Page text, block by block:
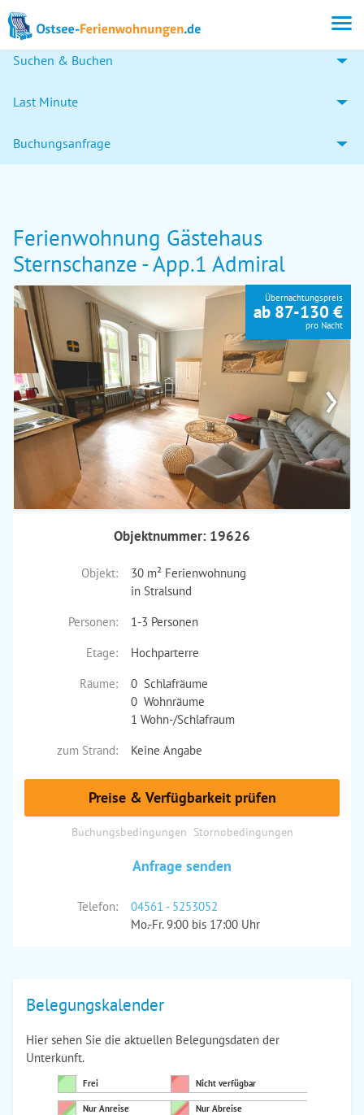
Suchen & Buchen
Last Minute
Buchungsanfrage
Ferienwohnung Gästehaus
Sternschanze - App.1 Admiral
›
Übernachtungspreis
ab 87-130 €
pro Nacht
Objektnummer: 19626
Objekt:
30 m² Ferienwohnung
in Stralsund
Personen:
1-3 Personen
Etage:
Hochparterre
Räume:
0 Schlafräume
0 Wohnräume
1 Wohn-/Schlafraum
zum Strand:
Keine Angabe
Preise & Verfügbarkeit prüfen
Buchungsbedingungen Stornobedingungen
Anfrage senden
Telefon:
04561 - 5253052
Mo.-Fr. 9:00 bis 17:00 Uhr
Belegungskalender
Hier sehen Sie die aktuellen Belegungsdaten der
Unterkunft.
Frei Nicht verfügbar
Nur Anreise Nur Abreise